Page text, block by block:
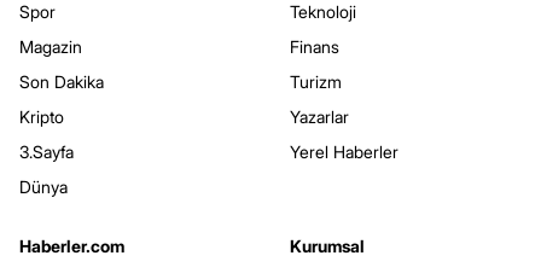
Spor
Magazin
Son Dakika
Kripto
3.Sayfa
Dünya
Teknoloji
Finans
Turizm
Yazarlar
Yerel Haberler
Haberler.com
Kurumsal